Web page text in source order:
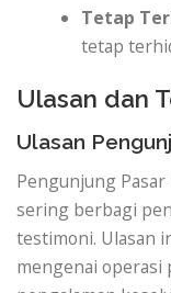
Tetap
tetap
Ulasan dan
Ulasan
Pengunjung
sering berbagi
testimoni. Ulasan
mengenai operasi